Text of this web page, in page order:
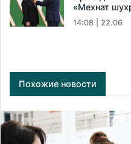
«Мехнат
14:08 | 22.06
Похожие новости